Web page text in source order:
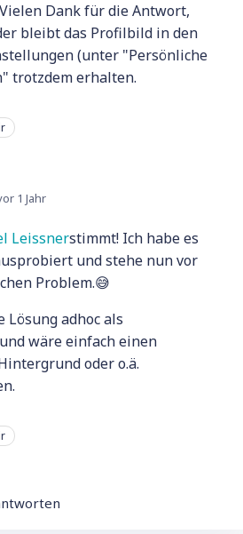
Vielen Dank für die Antwort,
bleibt das Profilbild in den
(unter "Persönliche
trotzdem erhalten.
1 Jahr
Leissnerstimmt! Ich habe es
und stehe nun vor
Problem.😅
Lösung adhoc als
wäre einfach einen
oder o.ä.